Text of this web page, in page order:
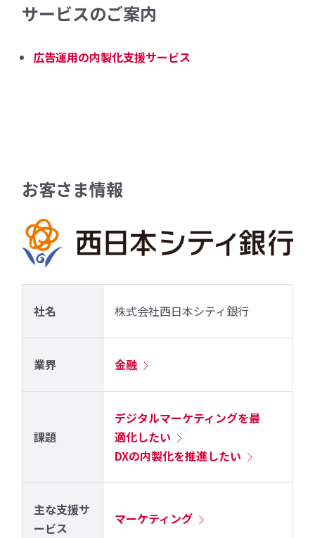
サービスのご案内
広告運用の内製化支援サービス
お客さま情報
社名 株式会社西日本シティ銀行
業界 金融
課題
デジタルマーケティングを最
適化したい
DXの内製化を推進したい
主な支援サ
ービス
マーケティング